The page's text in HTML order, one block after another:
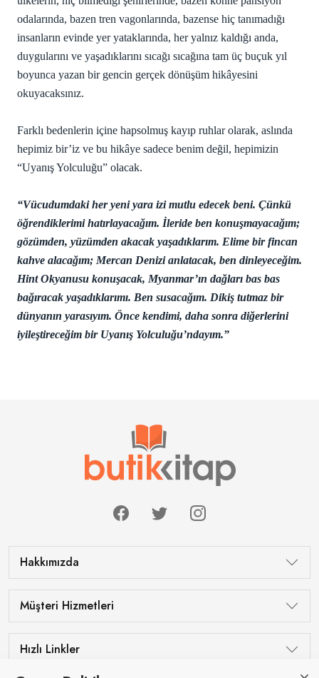
odalarında, bazen tren vagonlarında, bazense hiç tanımadığı
insanların evinde yer yataklarında, her yalnız kaldığı anda,
duygularını ve yaşadıklarını sıcağı sıcağına tam üç buçuk yıl
boyunca yazan bir gencin gerçek dönüşüm hikâyesini
okuyacaksınız.
Farklı bedenlerin içine hapsolmuş kayıp ruhlar olarak, aslında
hepimiz bir’iz ve bu hikâye sadece benim değil, hepimizin
“Uyanış Yolculuğu” olacak.
“Vücudumdaki her yeni yara izi mutlu edecek beni. Çünkü
öğrendiklerimi hatırlayacağım. İleride ben konuşmayacağım;
gözümden, yüzümden akacak yaşadıklarım. Elime bir fincan
kahve alacağım; Mercan Denizi anlatacak, ben dinleyeceğim.
Hint Okyanusu konuşacak, Myanmar’ın dağları bas bas
bağıracak yaşadıklarımı. Ben susacağım. Dikiş tutmaz bir
dünyanın yarasıyım. Önce kendimi, daha sonra diğerlerini
iyileştireceğim bir Uyanış Yolculuğu’ndayım.”
Hakkımızda
Müşteri Hizmetleri
Hızlı Linkler